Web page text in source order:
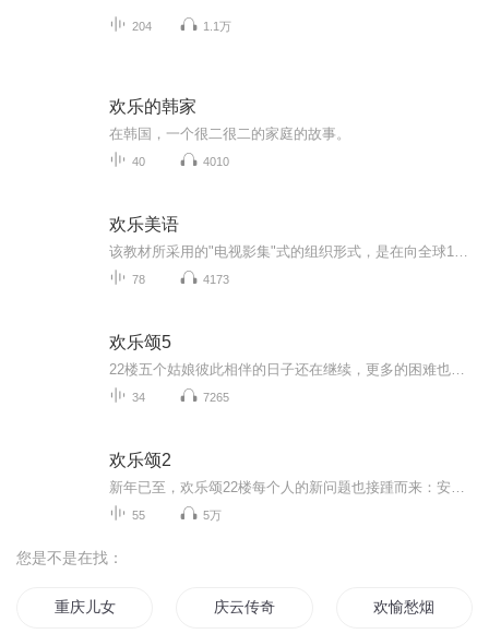
204 1.1万
欢乐的韩家
在韩国，一个很二很二的家庭的故事。
40 4010
欢乐美语
78 4173
欢乐颂5
34 7265
欢乐颂2
55 5万
您是不是在找：
重庆儿女 庆云传奇 欢愉愁烟